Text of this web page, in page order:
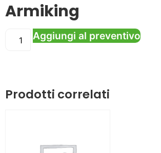
Armiking
Aggiungi al preventivo
Prodotti correlati